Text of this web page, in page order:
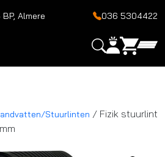
Almere 036 5304422
Stuurlinten / Fizik stuurlint